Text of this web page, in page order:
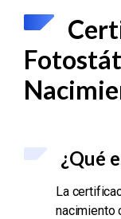
¿Qué
La
nacimiento